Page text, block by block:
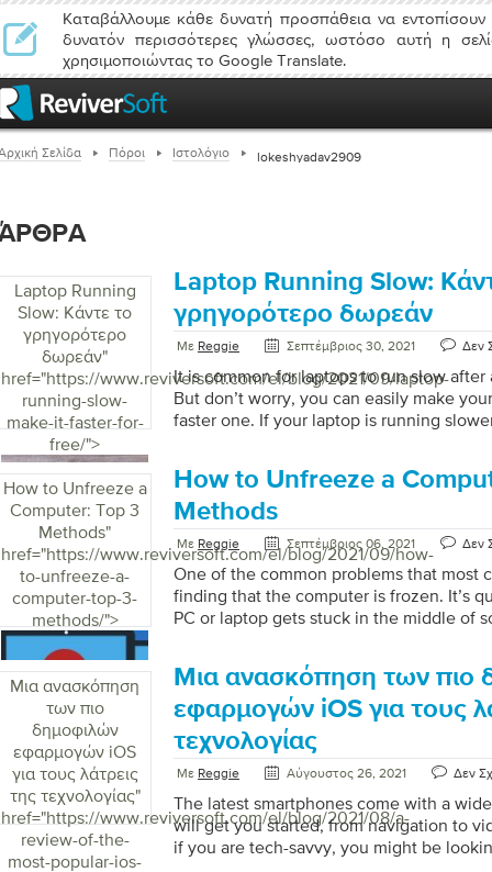
Καταβάλλουμε κάθε δυνατή προσπάθεια να
δυνατόν περισσότερες γλώσσες, ωστόσο αυτή η
χρησιμοποιώντας το Google Translate.
Σελίδα Πόροι Ιστολόγιο lokeshyadav2909
Laptop Running
Slow: Κάντε το
γρηγορότερο
δωρεάν"
href="https://www.reviversoft.com/el/blog/2021/09/laptop-
running-slow-
make-it-faster-for-
free/">
Laptop Running Slow:
γρηγορότερο δωρεάν
Με Reggie Σεπτέμβριος 30, 2021 Δεν
It is common for laptops to run slow after
But don’t worry, you can easily make
faster one. If your laptop is running
computer that takes longer to load and
to buy a new one just because the
can try […]
How to Unfreeze a
Computer: Top 3
Methods"
href="https://www.reviversoft.com/el/blog/2021/09/how-
to-unfreeze-a-
computer-top-3-
methods/">
How to Unfreeze a
Methods
Με Reggie Σεπτέμβριος 06, 2021 Δεν
One of the common problems that most
finding that the computer is frozen. It’s
PC or laptop gets stuck in the middle of
Then read on to find out three methods
computer. Understanding Why Your
knowing how to unfreeze a computer,
understand why it happens. Here are
your computer getting […]
Μια ανασκόπηση
των πιο
δημοφιλών
εφαρμογών iOS
για τους λάτρεις
της τεχνολογίας"
href="https://www.reviversoft.com/el/blog/2021/08/a-
review-of-the-
most-popular-ios-
Μια ανασκόπηση των πιο
εφαρμογών iOS για τους
τεχνολογίας
Με Reggie Αύγουστος 26, 2021 Δεν
The latest smartphones come with a
will get you started, from navigation to
if you are tech-savvy, you might be